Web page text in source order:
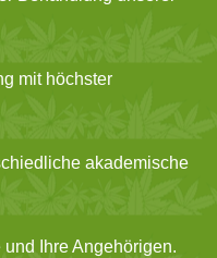
mit höchster
akademische
Ihre Angehörigen.